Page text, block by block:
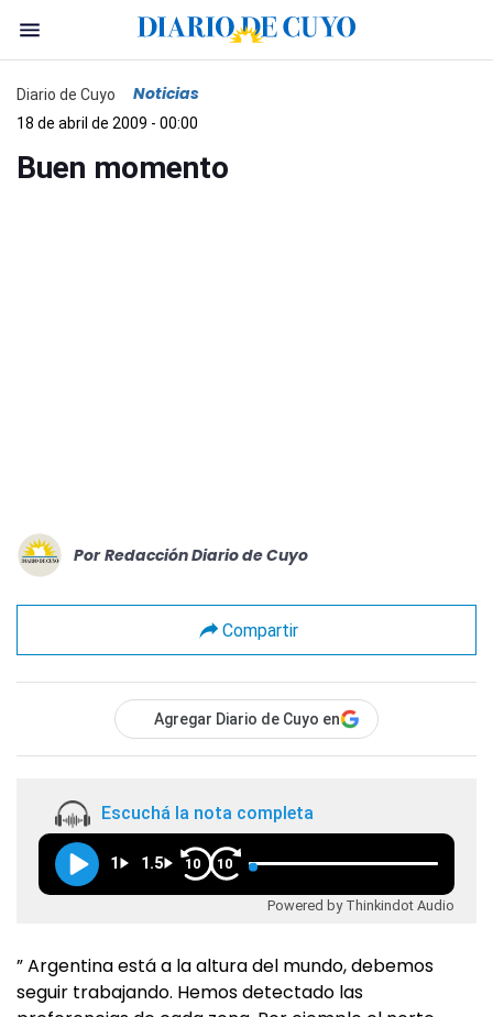
Diario de Cuyo Noticias
18 de abril de 2009 - 00:00
Buen momento
Por Redacción Diario de Cuyo
Compartir
Agregar Diario de Cuyo en
Escuchá la nota completa
1 1.5 10 10
Powered by Thinkindot Audio
” Argentina está a la altura del mundo, debemos
seguir trabajando. Hemos detectado las